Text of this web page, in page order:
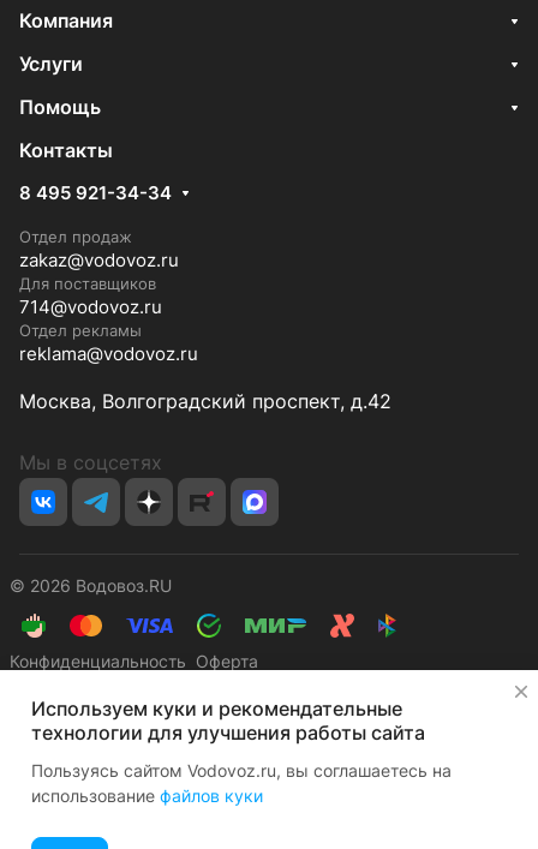
Компания
Услуги
Помощь
Контакты
8 495 921-34-34
Отдел продаж
zakaz@vodovoz.ru
Для поставщиков
714@vodovoz.ru
Отдел рекламы
reklama@vodovoz.ru
Москва, Волгоградский проспект, д.42
Мы в соцсетях
© 2026 Водовоз.RU
Конфиденциальность Оферта
Используем куки и рекомендательные
технологии для улучшения работы сайта
Пользуясь сайтом Vodovoz.ru, вы соглашаетесь на
использование файлов куки